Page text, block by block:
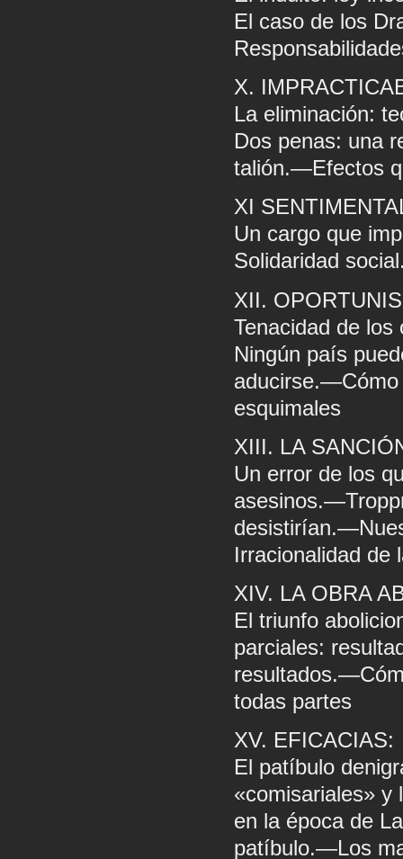
El caso de los
X.
La eliminación:
Dos penas: una
talión.—Efectos
XI
Un cargo que
Solidaridad
XII.
Tenacidad de
Ningún país
aducirse.—Cómo
esquimales
XIII. LA
Un error de los
Irracionalidad de
XIV. LA OBRA
El triunfo
parciales:
todas partes
XV. EFICACIAS:
El patíbulo
«comisariales»
en la época de
patíbulo.—Los